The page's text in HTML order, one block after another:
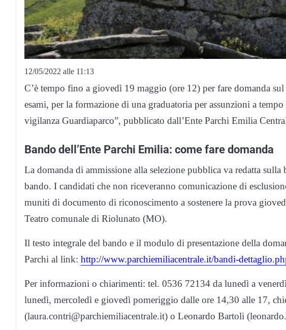
12/05/2022 alle 11:13
C’è tempo fino a giovedì 19 maggio (ore 12) per fare domanda
esami, per la formazione di una graduatoria per assunzioni a
vigilanza Guardiaparco”, pubblicato dall’Ente Parchi Emilia
Bando dell’Ente Parchi Emilia: come fare domanda
La domanda di ammissione alla selezione pubblica va redatta sulla
bando. I candidati che non riceveranno comunicazione di
muniti di documento di riconoscimento a sostenere la prova
Teatro comunale di Riolunato (MO).
Il testo integrale del bando e il modulo di presentazione della
Parchi al link: http://www.parchiemiliacentrale.it/bandi-
Per informazioni o chiarimenti: tel. 0536 72134 da lunedì a
lunedì, mercoledì e giovedì pomeriggio dalle ore 14,30 alle 17,
(laura.contri@parchiemiliacentrale.it) o Leonardo Bartoli